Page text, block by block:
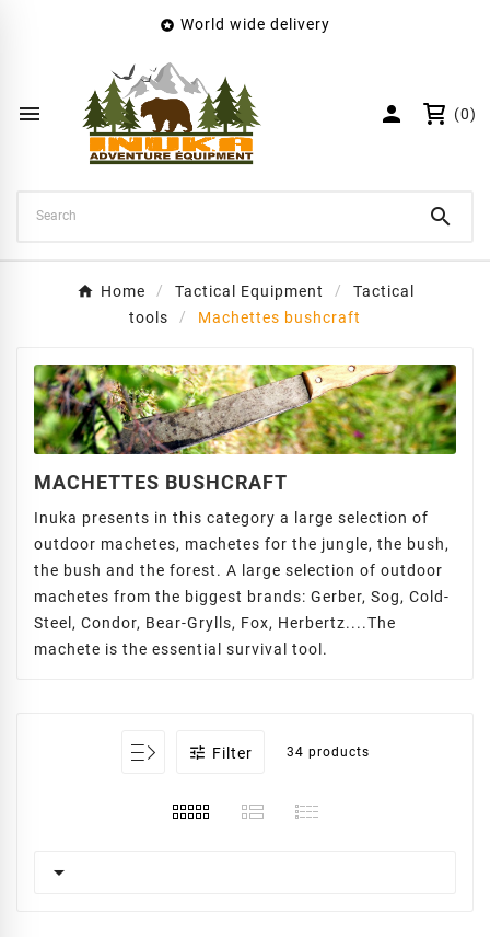
 World wide delivery
  (0)

Home Tactical Equipment
Tactical
tools
Machettes bushcraft
MACHETTES BUSHCRAFT
Inuka presents in this category a large selection of
outdoor machetes, machetes for the jungle, the bush,
the bush and the forest. A large selection of outdoor
machetes from the biggest brands: Gerber, Sog, Cold-
Steel, Condor, Bear-Grylls, Fox, Herbertz....The
machete is the essential survival tool.
 Filter 34 products

Wishlist name